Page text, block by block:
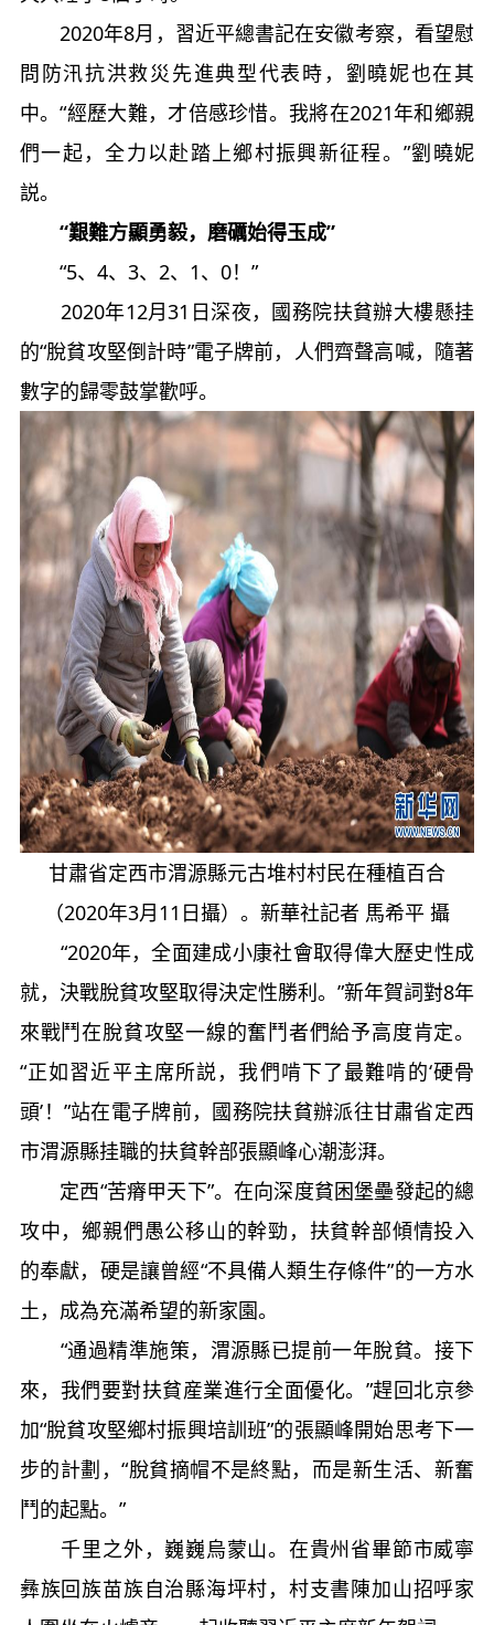
2020年8月，習近平總書記在安徽考察，看望慰
問防汛抗洪救災先進典型代表時，劉曉妮也在其
中。“經歷大難，才倍感珍惜。我將在2021年和鄉親
們一起，全力以赴踏上鄉村振興新征程。”劉曉妮
説。
“艱難方顯勇毅，磨礪始得玉成”
“5、4、3、2、1、0！”
2020年12月31日深夜，國務院扶貧辦大樓懸挂
的“脫貧攻堅倒計時”電子牌前，人們齊聲高喊，隨著
數字的歸零鼓掌歡呼。
甘肅省定西市渭源縣元古堆村村民在種植百合
（2020年3月11日攝）。新華社記者 馬希平 攝
“2020年，全面建成小康社會取得偉大歷史性成
就，決戰脫貧攻堅取得決定性勝利。”新年賀詞對8年
來戰鬥在脫貧攻堅一線的奮鬥者們給予高度肯定。
“正如習近平主席所説，我們啃下了最難啃的‘硬骨
頭’！”站在電子牌前，國務院扶貧辦派往甘肅省定西
市渭源縣挂職的扶貧幹部張顯峰心潮澎湃。
定西“苦瘠甲天下”。在向深度貧困堡壘發起的總
攻中，鄉親們愚公移山的幹勁，扶貧幹部傾情投入
的奉獻，硬是讓曾經“不具備人類生存條件”的一方水
土，成為充滿希望的新家園。
“通過精準施策，渭源縣已提前一年脫貧。接下
來，我們要對扶貧産業進行全面優化。”趕回北京參
加“脫貧攻堅鄉村振興培訓班”的張顯峰開始思考下一
步的計劃，“脫貧摘帽不是終點，而是新生活、新奮
鬥的起點。”
千里之外，巍巍烏蒙山。在貴州省畢節市威寧
彝族回族苗族自治縣海坪村，村支書陳加山招呼家